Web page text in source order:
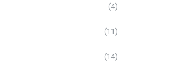
(4)
(11)
(14)